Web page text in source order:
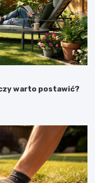
warto postawić?